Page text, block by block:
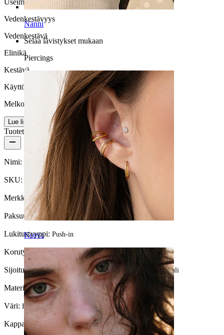
Nänni
Selaa lävistykset mukaan
Piercings
Korva
Useimmille ihotyypeille
Vedenkestävyys
Vedenkestävä
Elinikä
Kestävä
Käyttömukavuus
Melko helppo
Lue lisää
Tuotetiedot
Nimi: Push-in-labret kirurginteräksestä
SKU: Labret-127
Merkki: Bodymod Essentials
Paksuus:1,2 mm
Lukitustyyppi: Push-in
Korutyyppi: Labret, Flatback
Sijoitus:Tragus, Korvalehti, Helix, Conch, Anti-helix, Huuli
Materiaali:Kirurginteräs
Väri: Hopea
Kappalemäärä: